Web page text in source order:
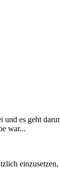
es geht
war...